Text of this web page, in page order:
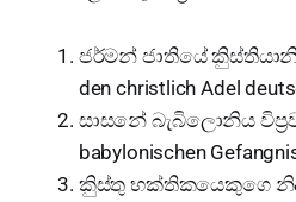
ජර්මන් ජාතියේ කිුස්තියානි
den christlich Adel
සාස⁣නේ බැබිලොනිය
babylonischen
කිුස්තු භක්තිකයෙකුගෙ